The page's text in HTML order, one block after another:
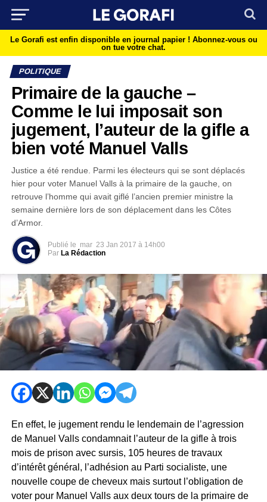
Le Gorafi est enfin disponible en journal papier ! Abonnez-vous ou
on tue votre chat.
POLITIQUE
Primaire de la gauche –
Comme le lui imposait son
jugement, l’auteur de la gifle a
bien voté Manuel Valls
Justice a été rendue. Parmi les électeurs qui se sont déplacés
hier pour voter Manuel Valls à la primaire de la gauche, on
retrouve l’homme qui avait giflé l’ancien premier ministre la
semaine dernière lors de son déplacement dans les Côtes
d’Armor.
Publié le mar 23 Jan 2017 à 14h00
Par La Rédaction
En effet, le jugement rendu le lendemain de l’agression
de Manuel Valls condamnait l’auteur de la gifle à trois
mois de prison avec sursis, 105 heures de travaux
d’intérêt général, l’adhésion au Parti socialiste, une
nouvelle coupe de cheveux mais surtout l’obligation de
voter pour Manuel Valls aux deux tours de la primaire de